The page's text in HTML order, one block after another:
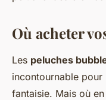
Où acheter
Les peluches
incontournable
fantaisie. Mais où